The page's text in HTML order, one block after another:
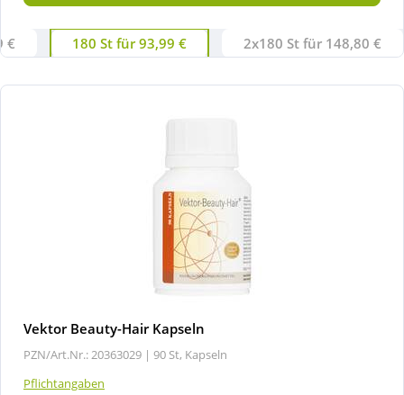
€ 180 St für 93,99 € 2x180 St für 148,80 €
Vektor Beauty-Hair Kapseln
PZN/Art.Nr.: 20363029 | 90 St, Kapseln
Pflichtangaben